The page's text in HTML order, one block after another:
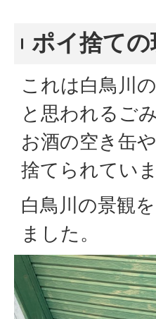
ポイ捨ての
これは白鳥川
と思われるごみ
お酒の空き缶
捨てられていま
白鳥川の景観
ました。